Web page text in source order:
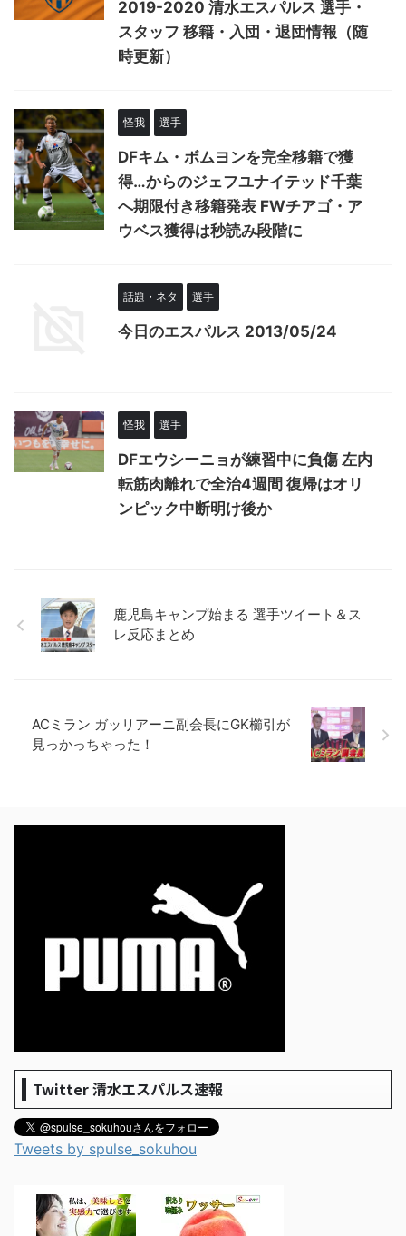
2019-2020 清水エスパルス 選手・
スタッフ 移籍・入団・退団情報（随
時更新）
怪我 選手
DFキム・ボムヨンを完全移籍で獲
得…からのジェフユナイテッド千葉
へ期限付き移籍発表 FWチアゴ・ア
ウベス獲得は秒読み段階に
話題・ネタ 選手
今日のエスパルス 2013/05/24
怪我 選手
DFエウシーニョが練習中に負傷 左内
転筋肉離れで全治4週間 復帰はオリ
ンピック中断明け後か
鹿児島キャンプ始まる 選手ツイート＆ス
レ反応まとめ
ACミラン ガッリアーニ副会長にGK櫛引が
見っかっちゃった！
Twitter 清水エスパルス速報
Tweets by spulse_sokuhou